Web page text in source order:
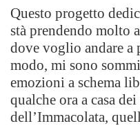
Questo progetto
stà prendendo molto
dove voglio andare a
modo, mi sono
emozioni a schema
qualche ora a casa
dell’Immacolata,